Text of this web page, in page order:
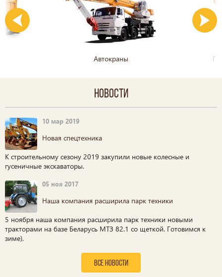
Автокраны
Новости
10 мар 2019
Новая спецтехника
К строительному сезону 2019 закупили новые колесные и
гусеничные экскаваторы.
05 ноя 2017
Наша компания расширила парк техники
5 ноября наша компания расширила парк техники новыми
тракторами на базе Беларусь МТЗ 82.1 со щеткой. Готовимся к
зиме).
все новости